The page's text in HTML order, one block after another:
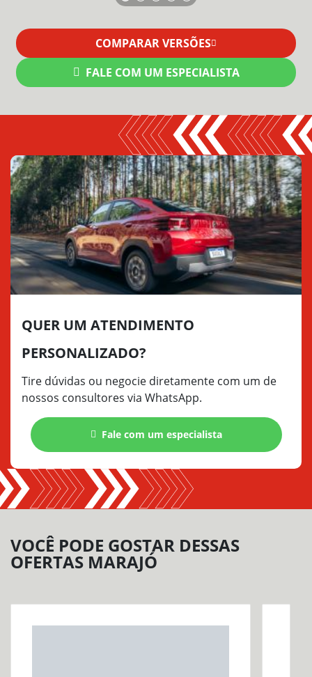
COMPARAR VERSÕES
FALE COM UM ESPECIALISTA
QUER UM ATENDIMENTO
PERSONALIZADO?
Tire dúvidas ou negocie diretamente com um de
nossos consultores via WhatsApp.
Fale com um especialista
VOCÊ PODE GOSTAR DESSAS
OFERTAS MARAJÓ